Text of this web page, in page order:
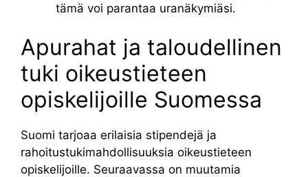
tämä voi parantaa uranäkymiäsi.
Apurahat ja taloudellinen
tuki oikeustieteen
opiskelijoille Suomessa
Suomi tarjoaa erilaisia stipendejä ja
rahoitustukimahdollisuuksia oikeustieteen
opiskelijoille. Seuraavassa on muutamia